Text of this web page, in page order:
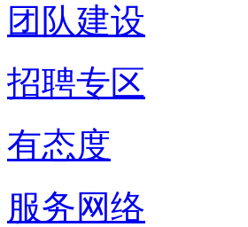
团队建设
招聘专区
有态度
服务网络